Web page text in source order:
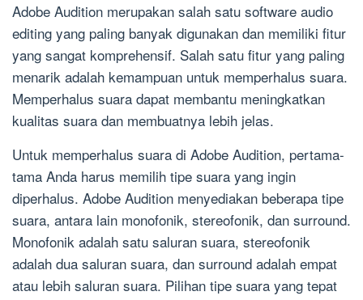
Adobe Audition merupakan salah satu software audio
editing yang paling banyak digunakan dan memiliki fitur
yang sangat komprehensif. Salah satu fitur yang paling
menarik adalah kemampuan untuk memperhalus suara.
Memperhalus suara dapat membantu meningkatkan
kualitas suara dan membuatnya lebih jelas.
Untuk memperhalus suara di Adobe Audition, pertama-
tama Anda harus memilih tipe suara yang ingin
diperhalus. Adobe Audition menyediakan beberapa tipe
suara, antara lain monofonik, stereofonik, dan surround.
Monofonik adalah satu saluran suara, stereofonik
adalah dua saluran suara, dan surround adalah empat
atau lebih saluran suara. Pilihan tipe suara yang tepat